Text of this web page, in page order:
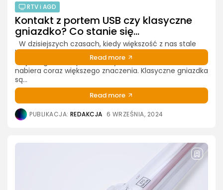
Szukasz sprzętu, który sprosta Twoim wymaganiom
zarówno w pracy, jak i w codziennym użytkowaniu?
Marka Dell, dostępna w sklepie AG.pl, oferuje komputery
i laptopy, które łączą niezawodność, solidną konstrukcję
oraz...
Read more
REDAKCJA 13 WRZEŚNIA, 2024
RTV i AGD
Kontakt z portem USB czy klasyczne
gniazdko? Co stanie się...
W dzisiejszych czasach, kiedy większość z nas stale
korzysta z różnych urządzeń elektronicznych, pytanie o
to, jakie gniazdka powinniśmy zainstalować w domu,
nabiera coraz większego znaczenia. Klasyczne gniazdka
są...
Read more
PUBLIKACJA: REDAKCJA 6 WRZEŚNIA, 2024